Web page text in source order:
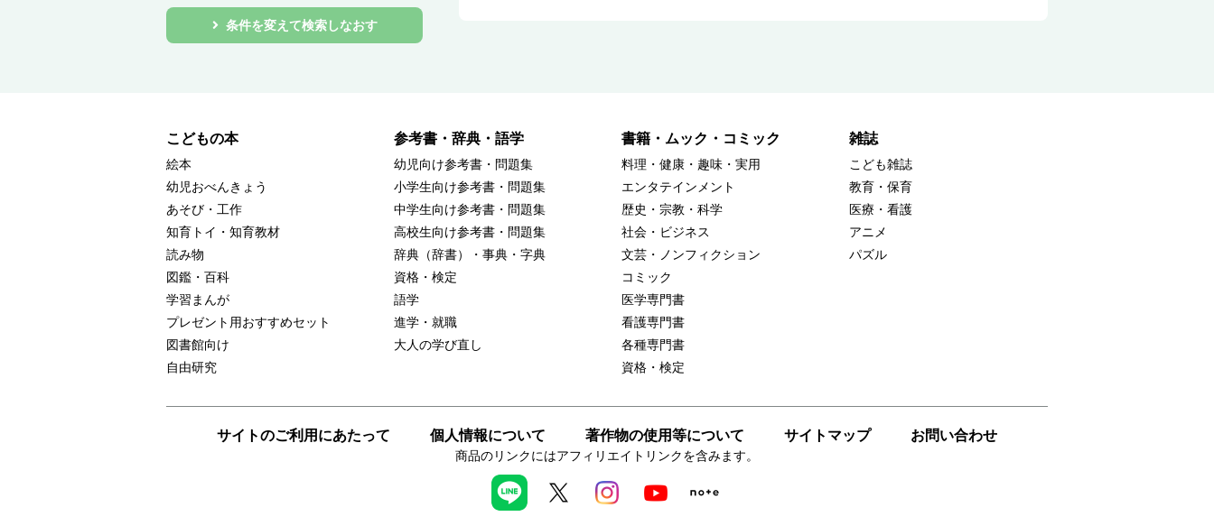
条件を変えて検索しなおす
こどもの本
絵本
幼児おべんきょう
あそび・工作
知育トイ・知育教材
読み物
図鑑・百科
学習まんが
プレゼント用おすすめセット
図書館向け
自由研究
参考書・辞典・語学
幼児向け参考書・問題集
小学生向け参考書・問題集
中学生向け参考書・問題集
高校生向け参考書・問題集
辞典（辞書）・事典・字典
資格・検定
語学
進学・就職
大人の学び直し
書籍・ムック・コミック
料理・健康・趣味・実用
エンタテインメント
歴史・宗教・科学
社会・ビジネス
文芸・ノンフィクション
コミック
医学専門書
看護専門書
各種専門書
資格・検定
雑誌
こども雑誌
教育・保育
医療・看護
アニメ
パズル
サイトのご利用にあたって 個人情報について 著作物の使用等について サイトマップ お問い合わせ
商品のリンクにはアフィリエイトリンクを含みます。